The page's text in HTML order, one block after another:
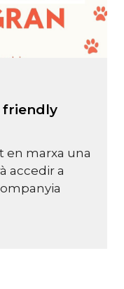
friendly
en marxa una
accedir a